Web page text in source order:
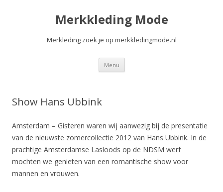
Merkkleding Mode
Merkleding zoek je op merkkledingmode.nl
Menu Spring
de
Show Hans Ubbink
Amsterdam – Gisteren waren wij aanwezig bij de presentatie
van de nieuwste zomercollectie 2012 van Hans Ubbink. In de
prachtige Amsterdamse Lasloods op de NDSM werf
mochten we genieten van een romantische show voor
mannen en vrouwen.